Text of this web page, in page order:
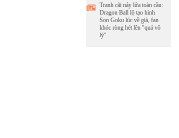
Tranh cãi nảy lửa toàn cầu:
Dragon Ball lộ tạo hình
Son Goku lúc về già, fan
khóc ròng hét lên "quá vô
lý"